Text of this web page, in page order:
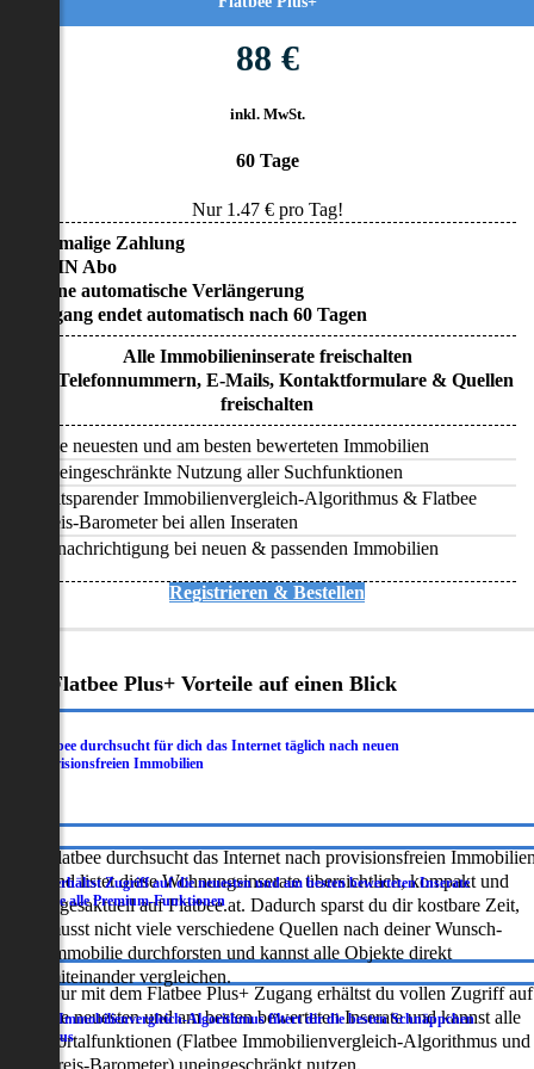
88 €
inkl. MwSt.
60 Tage
Nur 1.47€ pro Tag!
• Einmalige Zahlung
• KEIN Abo
• Keine automatische Verlängerung
• Zugang endet automatisch nach 60 Tagen
Alle Immobilieninserate freischalten
Alle Telefonnummern, E-Mails, Kontaktformulare & Quellen
freischalten
Alle neuesten und am besten bewerteten Immobilien
Uneingeschränkte Nutzung aller Suchfunktionen
Zeitsparender Immobilienvergleich-Algorithmus & Flatbee
Preis-Barometer bei allen Inseraten
Benachrichtigung bei neuen & passenden Immobilien
Registrieren & Bestellen
Flatbee Plus+ Vorteile auf einen Blick
Flatbee durchsucht für dich das Internet täglich nach neuen
provisionsfreien Immobilien
Flatbee durchsucht das Internet nach provisionsfreien
und listet diese Wohnungsinserate übersichtlich, kompakt und
tagesaktuell auf Flatbee.at. Dadurch sparst du dir kostbare Zeit,
musst nicht viele verschiedene Quellen nach deiner Wunsch-
Immobilie durchforsten und kannst alle Objekte direkt
miteinander vergleichen.
Du erhältst Zugriff auf die neuesten und am besten bewerteten Inserate
sowie alle Premium-Funktionen
Nur mit dem Flatbee Plus+ Zugang erhältst du vollen Zugriff auf
die neuesten und am besten bewerteten Inserate und kannst alle
Portalfunktionen (Flatbee Immobilienvergleich-Algorithmus und
Der Immobilienvergleich-Algorithmus filtert dir die besten Schnäppchen
heraus